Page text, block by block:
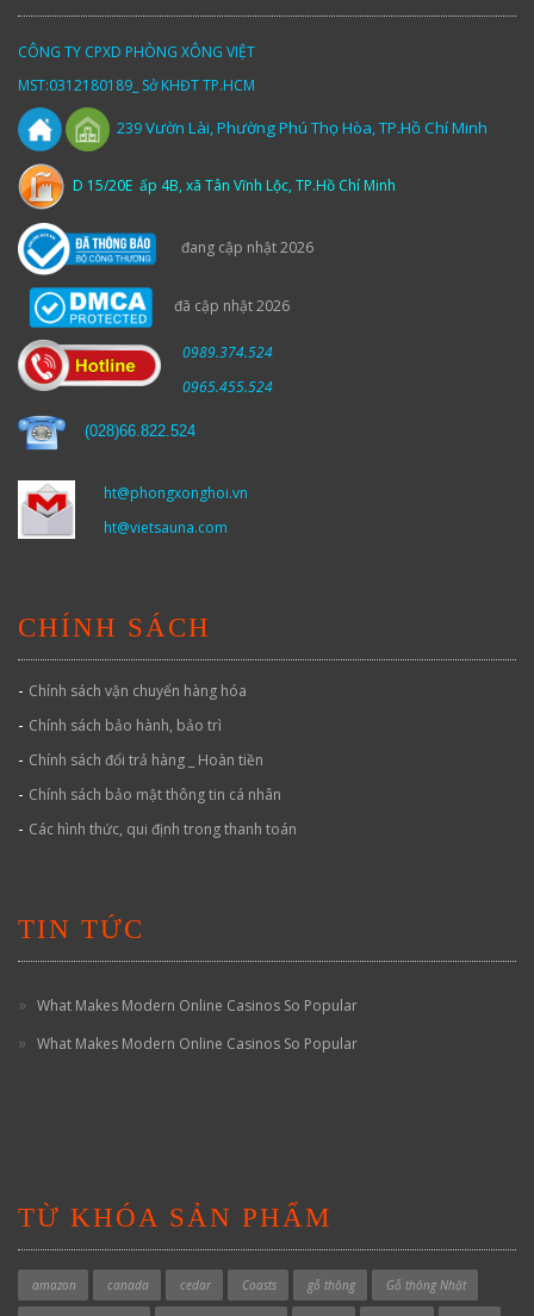
CÔNG TY CPXD PHÒNG XÔNG VIỆT
MST:0312180189_ Sở KHĐT TP.HCM
239Vườn Lài,Phường Phú Thọ Hòa, TP.Hồ Chí Minh
D 15/20E ấp 4B, xã Tân Vĩnh Lộc, TP.Hồ Chí Minh
đang cập nhật 2026
đã cập nhật 2026
0989.374.524
0965.455.524
(028)66.822.524
ht@phongxonghoi.vn
ht@vietsauna.com
CHÍNH SÁCH
- Chính sách vận chuyển hàng hóa
- Chính sách bảo hành, bảo trì
- Chính sách đổi trả hàng _ Hoàn tiền
- Chính sách bảo mật thông tin cá nhân
- Các hình thức, qui định trong thanh toán
TIN TỨC
What Makes Modern Online Casinos So Popular
What Makes Modern Online Casinos So Popular
TỪ KHÓA SẢN PHẨM
amazon canada cedar Coasts gỗ thông Gỗ thông Nhật